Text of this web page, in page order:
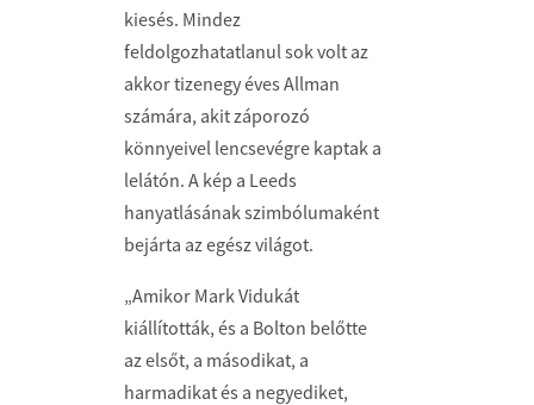
kiesés. Mindez
feldolgozhatatlanul sok volt az
akkor tizenegy éves Allman
számára, akit záporozó
könnyeivel lencsevégre kaptak a
lelátón. A kép a Leeds
hanyatlásának szimbólumaként
bejárta az egész világot.
„Amikor Mark Vidukát
kiállították, és a Bolton belőtte
az elsőt, a másodikat, a
harmadikat és a negyediket,